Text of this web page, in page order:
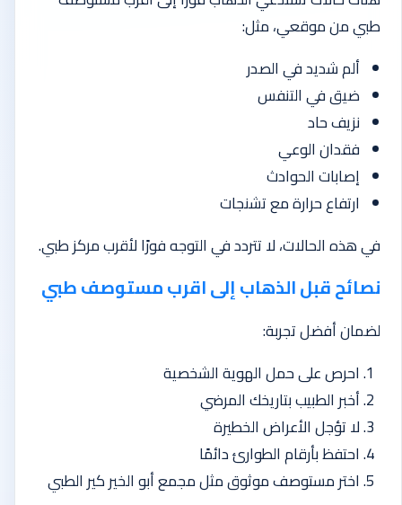
طبي من موقعي، مثل:
ألم شديد في الصدر
ضيق في التنفس
نزيف حاد
فقدان الوعي
إصابات الحوادث
ارتفاع حرارة مع تشنجات
في هذه الحالات، لا تتردد في التوجه فورًا لأقرب مركز طبي.
نصائح قبل الذهاب إلى اقرب مستوصف طبي
لضمان أفضل تجربة:
احرص على حمل الهوية الشخصية
أخبر الطبيب بتاريخك المرضي
لا تؤجل الأعراض الخطيرة
احتفظ بأرقام الطوارئ دائمًا
اختر مستوصف موثوق مثل مجمع أبو الخير كير الطبي